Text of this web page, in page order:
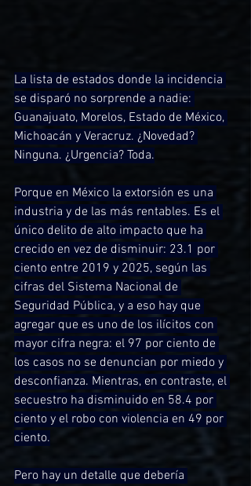
La lista de estados donde la incidencia
se disparó no sorprende a nadie:
Guanajuato, Morelos, Estado de México,
Michoacán y Veracruz. ¿Novedad?
Ninguna. ¿Urgencia? Toda.
Porque en México la extorsión es una
industria y de las más rentables. Es el
único delito de alto impacto que ha
crecido en vez de disminuir: 23.1 por
ciento entre 2019 y 2025, según las
cifras del Sistema Nacional de
Seguridad Pública, y a eso hay que
agregar que es uno de los ilícitos con
mayor cifra negra: el 97 por ciento de
los casos no se denuncian por miedo y
desconfianza. Mientras, en contraste, el
secuestro ha disminuido en 58.4 por
ciento y el robo con violencia en 49 por
ciento.
Pero hay un detalle que debería